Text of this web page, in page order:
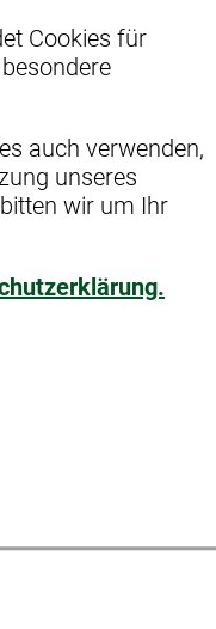
Cookies für
auch verwenden,
unseres
wir um Ihr